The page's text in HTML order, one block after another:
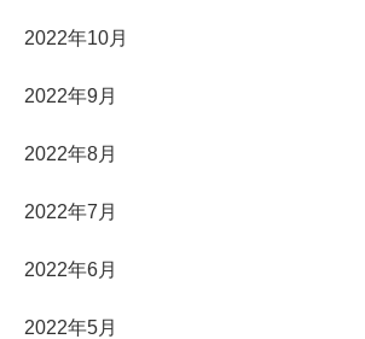
2022年10月
2022年9月
2022年8月
2022年7月
2022年6月
2022年5月